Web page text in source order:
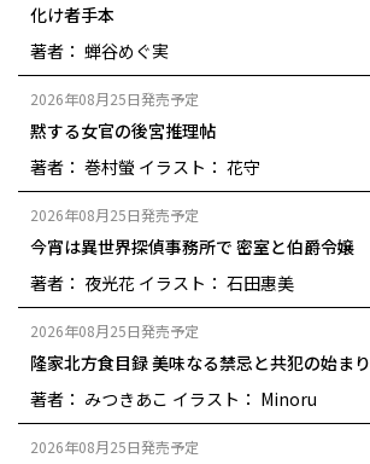
化け者手本
著者： 蝉谷めぐ実
2026年08月25日発売予定
黙する女官の後宮推理帖
著者： 巻村螢 イラスト： 花守
2026年08月25日発売予定
今宵は異世界探偵事務所で 密室と伯爵令嬢
著者： 夜光花 イラスト： 石田惠美
2026年08月25日発売予定
隆家北方食目録 美味なる禁忌と共犯の始まり
著者： みつきあこ イラスト： Minoru
2026年08月25日発売予定